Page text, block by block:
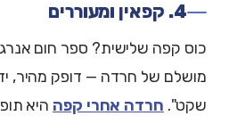
4. קפאין ומעוררים
כוס קפה שלישית? ספר חום
מושלם של חרדה — דופק מהיר,
שקט". חרדה אחרי קפה היא